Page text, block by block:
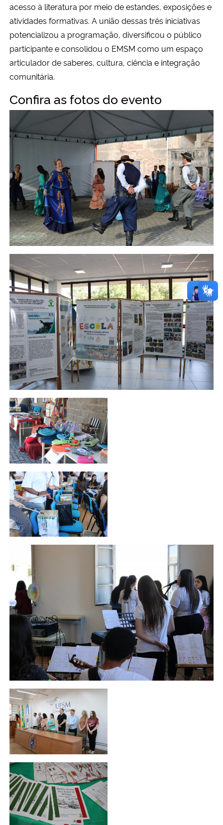
acesso à literatura por meio de estandes, exposições e
atividades formativas. A união dessas três iniciativas
potencializou a programação, diversificou o público
participante e consolidou o EMSM como um espaço
articulador de saberes, cultura, ciência e integração
comunitária.
Confira as fotos do evento